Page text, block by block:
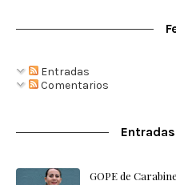
Entradas
Comentarios
GOPE de